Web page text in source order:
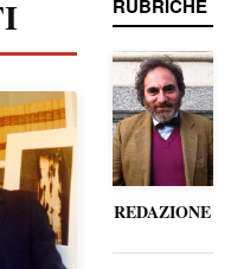
RUBRICHE
REDAZIONE